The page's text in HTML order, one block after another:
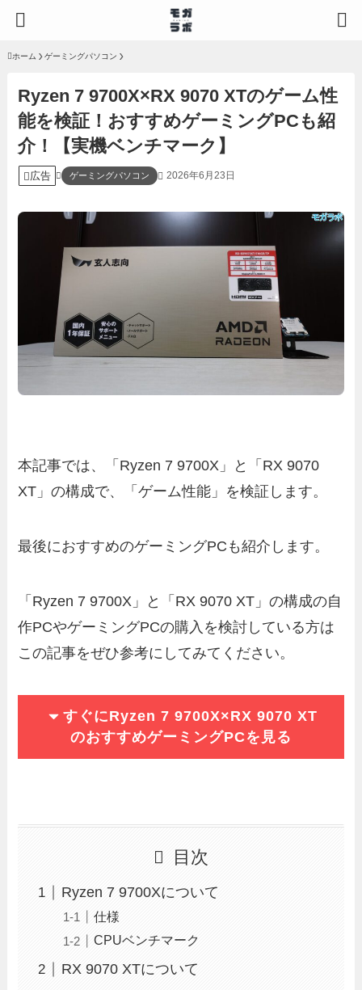
ホーム ゲーミングパソコン
Ryzen 7 9700X×RX 9070 XTのゲーム性
能を検証！おすすめゲーミングPCも紹
介！【実機ベンチマーク】
広告 ゲーミングパソコン 2026年6月23日
本記事では、「Ryzen 7 9700X」と「RX 9070
XT」の構成で、「ゲーム性能」を検証します。
最後におすすめのゲーミングPCも紹介します。
「Ryzen 7 9700X」と「RX 9070 XT」の構成の自
作PCやゲーミングPCの購入を検討している方は
この記事をぜひ参考にしてみてください。
すぐにRyzen 7 9700X×RX 9070 XT
のおすすめゲーミングPCを見る
目次
Ryzen 7 9700Xについて
仕様
CPUベンチマーク
RX 9070 XTについて